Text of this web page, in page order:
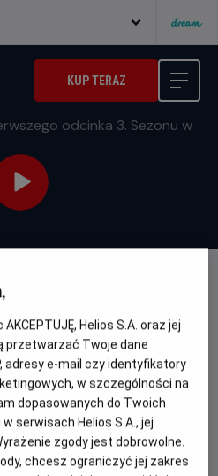
KUP TERAZ
- premiera
odcinka 3. Sezonu
Helios
- premiera pierwszego odcinka
kinach Helios
Gatunek
Fantasy
Helios S.A. oraz jej
przetwarzać Twoje dane
adresy e-mail czy identyfikatory
w szczególności na
dopasowanych do Twoich
serwisach Helios S.A., jej
zgody jest dobrowolne.
chcesz ograniczyć jej zakres